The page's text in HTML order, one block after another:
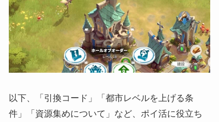
以下、「引換コード」「都市レベルを上げる条
件」「資源集めについて」など、ポイ活に役立ち